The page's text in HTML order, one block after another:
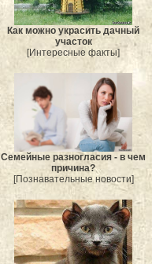
Как можно украсить дачный
участок
[Интересные факты]
Семейные разногласия - в чем
причина?
[Познавательные новости]